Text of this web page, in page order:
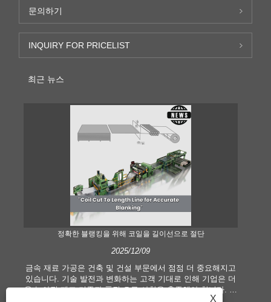
문의하기
INQUIRY FOR PRICELIST
최근 뉴스
정확한 블랭킹을 위해 코일을 길이선으로 절단
2025/12/09
금속 재료 가공은 건축 및 건설 부문에서 점점 더 중요해지고
있습니다. 기술 발전과 변화하는 고객 기대로 인해 기업은 더
욱 높아진 제조 기준과 품질 요구 사항을 충족해야 합니다. 기
X